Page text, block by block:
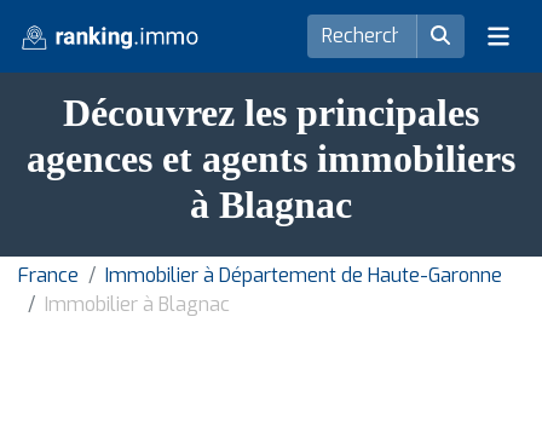
Découvrez les principales
agences et agents immobiliers
à Blagnac
France
Immobilier à Département de Haute-Garonne
Immobilier à Blagnac